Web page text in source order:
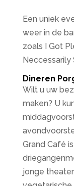
Een uniek
weer in de
zoals I Got
Neccessarily
Dineren
Wilt u uw
maken? U
Grand Café
jonge